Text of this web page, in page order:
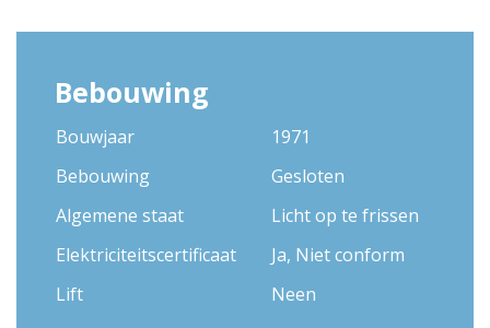
Bebouwing
Bouwjaar
1971
Bebouwing
Gesloten
Algemene staat
Licht op te frissen
Elektriciteitscertificaat
Ja, Niet conform
Lift
Neen